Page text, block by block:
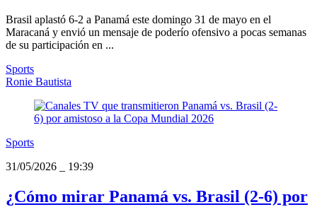
Brasil aplastó 6-2 a Panamá este domingo 31 de mayo en el
Maracaná y envió un mensaje de poderío ofensivo a pocas semanas
de su participación en ...
Sports
Ronie Bautista
Sports
31/05/2026
19:39
¿Cómo mirar Panamá vs. Brasil (2-6) por